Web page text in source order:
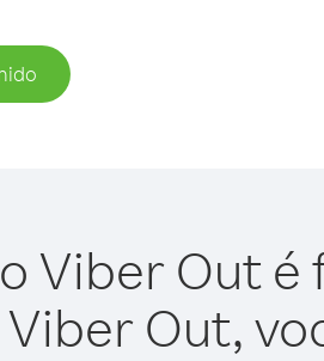
Viber Out é
Out,